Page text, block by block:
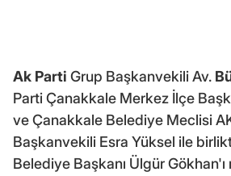
Ak Parti Grup Başkanvekili Av.
Parti Çanakkale Merkez İlçe
ve Çanakkale Belediye Meclisi
Başkanvekili Esra Yüksel ile
Belediye Başkanı Ülgür Gökhan'ı